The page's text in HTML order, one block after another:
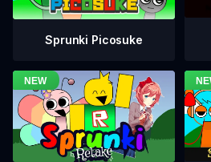
Sprunki Picosuke